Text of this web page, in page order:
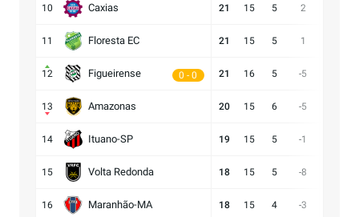
10 Caxias 21 15 5 2
11 Floresta EC 21 15 5 1
12 Figueirense 0 - 0 21 16 5 -5
13 Amazonas 20 15 6 -5
14 Ituano-SP 19 15 5 -1
15 Volta Redonda 18 15 5 -8
16 Maranhão-MA 18 15 4 -3